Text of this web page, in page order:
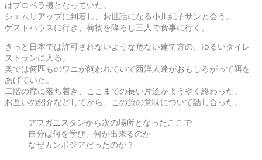
はプロペラ機となっていた。
シェムリアップに到着し、お世話になる小川紀子サンと会う。
ゲストハウスに行き、荷物を降ろし三人で食事に行く。
きっと日本では許可されないような危ない建て方の、ゆるいタイレ
ストランに入る。
奥では何匹ものワニが飼われていて西洋人達がおもしろがって餌を
あげていた。
二階の席に落ち着き、ここまでの長い片道がようやく終わった。
お互いの紹介などしてから、この旅の意味について話し合った。
アフガニスタンから次の場所となったここで
自分は何を学び、何が出来るのか
なぜカンボジアだったのか？